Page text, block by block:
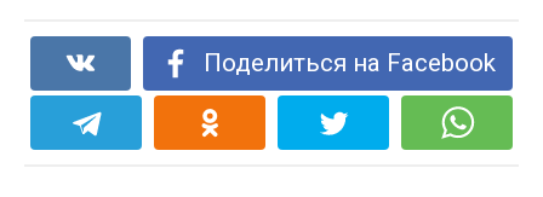
Поделиться на Facebook